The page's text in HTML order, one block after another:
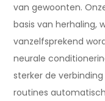
van gewoonten.
basis van herhaling,
vanzelfsprekend
neurale
sterker de
routines